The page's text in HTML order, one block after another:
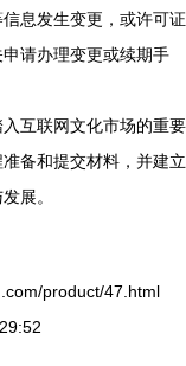
息发生变更，或许可证
请办理变更或续期手
互联网文化市场的重要
备和提交材料，并建立
展。
product/47.html